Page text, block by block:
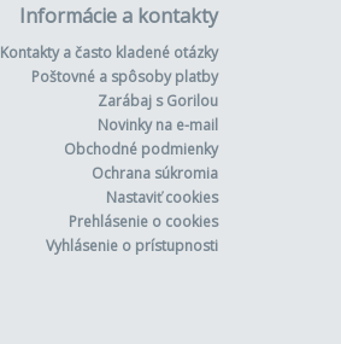
Informácie a kontakty
Kontakty a často kladené otázky
Poštovné a spôsoby platby
Zarábaj s Gorilou
Novinky na e-mail
Obchodné podmienky
Ochrana súkromia
Nastaviť cookies
Prehlásenie o cookies
Vyhlásenie o prístupnosti